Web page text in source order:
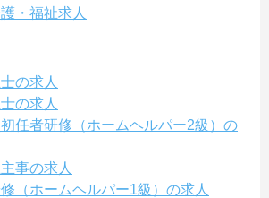
・福祉求人
の求人
の求人
任者研修（ホームヘルパー2級）の
事の求人
（ホームヘルパー1級）の求人